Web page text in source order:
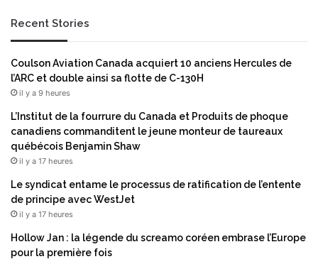
Recent Stories
Coulson Aviation Canada acquiert 10 anciens Hercules de
l’ARC et double ainsi sa flotte de C-130H
il y a 9 heures
L’Institut de la fourrure du Canada et Produits de phoque
canadiens commanditent le jeune monteur de taureaux
québécois Benjamin Shaw
il y a 17 heures
Le syndicat entame le processus de ratification de l’entente
de principe avec WestJet
il y a 17 heures
Hollow Jan : la légende du screamo coréen embrase l’Europe
pour la première fois